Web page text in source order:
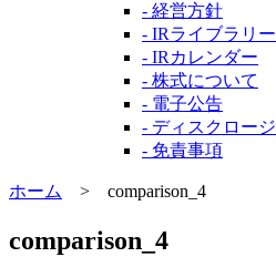
- 経営方針
- IRライブラリー
- IRカレンダー
- 株式について
- 電子公告
- ディスクロー
- 免責事項
ホーム > comparison_4
comparison_4